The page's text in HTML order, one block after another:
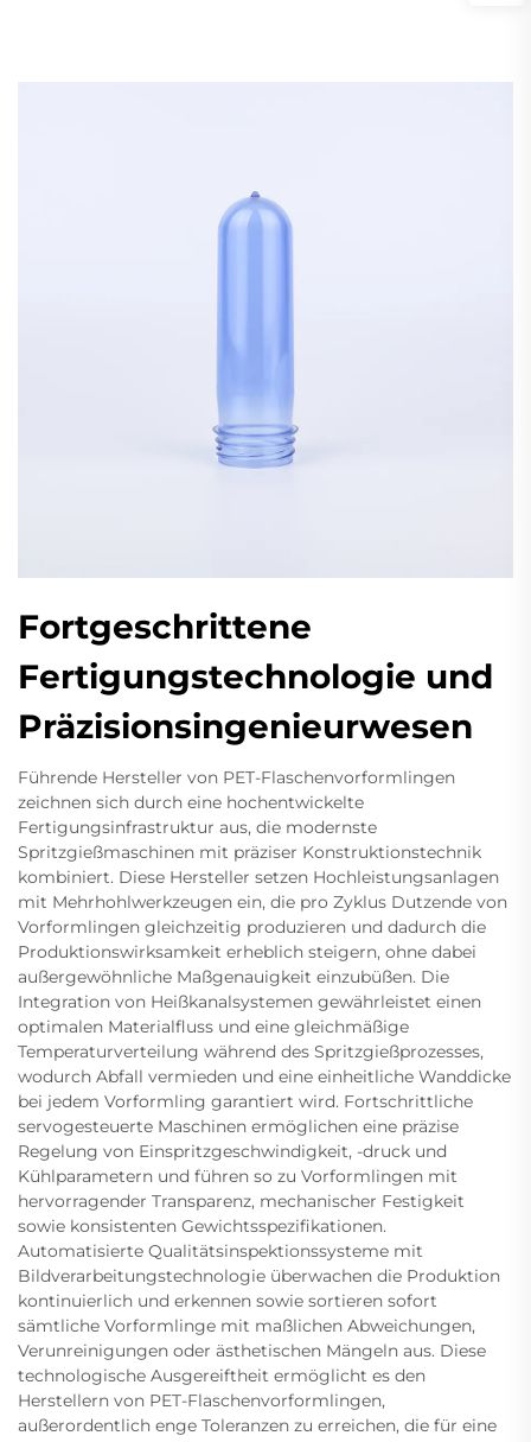
Fortgeschrittene
Fertigungstechnologie und
Präzisionsingenieurwesen
Führende Hersteller von PET-Flaschenvorformlingen
zeichnen sich durch eine hochentwickelte
Fertigungsinfrastruktur aus, die modernste
Spritzgießmaschinen mit präziser Konstruktionstechnik
kombiniert. Diese Hersteller setzen Hochleistungsanlagen
mit Mehrhohlwerkzeugen ein, die pro Zyklus Dutzende von
Vorformlingen gleichzeitig produzieren und dadurch die
Produktionswirksamkeit erheblich steigern, ohne dabei
außergewöhnliche Maßgenauigkeit einzubüßen. Die
Integration von Heißkanalsystemen gewährleistet einen
optimalen Materialfluss und eine gleichmäßige
Temperaturverteilung während des Spritzgießprozesses,
wodurch Abfall vermieden und eine einheitliche Wanddicke
bei jedem Vorformling garantiert wird. Fortschrittliche
servogesteuerte Maschinen ermöglichen eine präzise
Regelung von Einspritzgeschwindigkeit, -druck und
Kühlparametern und führen so zu Vorformlingen mit
hervorragender Transparenz, mechanischer Festigkeit
sowie konsistenten Gewichtsspezifikationen.
Automatisierte Qualitätsinspektionssysteme mit
Bildverarbeitungstechnologie überwachen die Produktion
kontinuierlich und erkennen sowie sortieren sofort
sämtliche Vorformlinge mit maßlichen Abweichungen,
Verunreinigungen oder ästhetischen Mängeln aus. Diese
technologische Ausgereiftheit ermöglicht es den
Herstellern von PET-Flaschenvorformlingen,
außerordentlich enge Toleranzen zu erreichen, die für eine